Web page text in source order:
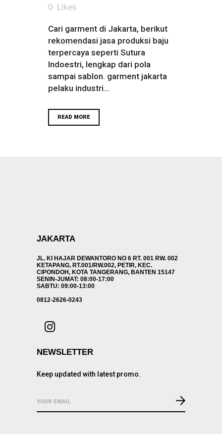
0
Likes
Cari garment di Jakarta, berikut
rekomendasi jasa produksi baju
terpercaya seperti Sutura
Indoestri, lengkap dari pola
sampai sablon. garment jakarta
pelaku industri...
READ MORE
JAKARTA
JL. KI HAJAR DEWANTORO NO 6 RT. 001 RW. 002
KETAPANG, RT.001/RW.002, PETIR, KEC.
CIPONDOH, KOTA TANGERANG, BANTEN 15147
SENIN-JUMAT: 08:00-17:00
SABTU: 09:00-13:00
0812-2626-0243
NEWSLETTER
Keep updated with latest promo.